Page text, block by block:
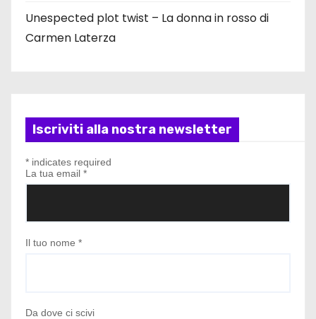
Unespected plot twist – La donna in rosso di
Carmen Laterza
Iscriviti alla nostra newsletter
* indicates required
La tua email *
Il tuo nome *
Da dove ci scivi